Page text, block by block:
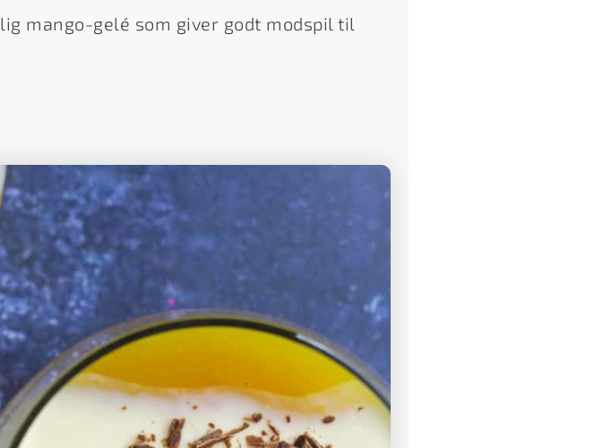
mango-gelé som giver godt modspil til